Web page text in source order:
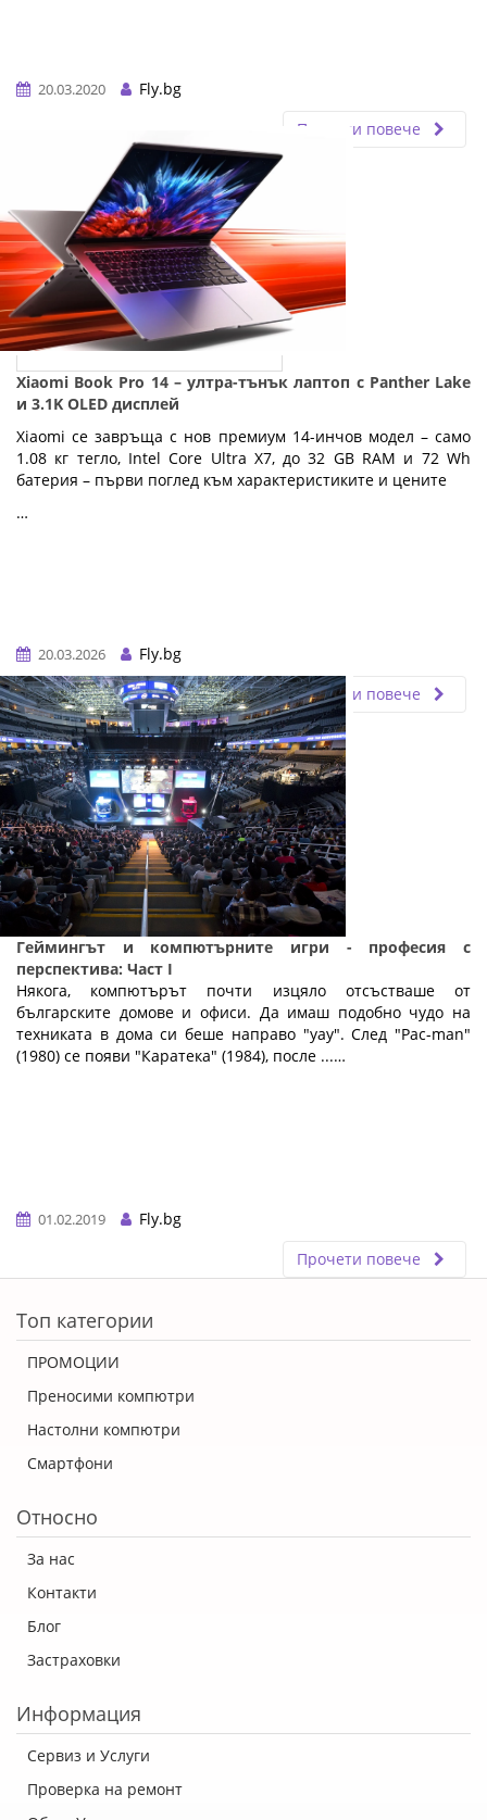
20.03.2020
Fly.bg
Прочети повече
Xiaomi Book Pro 14 – ултра-тънък лаптоп с Panther Lake
и 3.1K OLED дисплей
Xiaomi се завръща с нов премиум 14-инчов модел – само
1.08 кг тегло, Intel Core Ultra X7, до 32 GB RAM и 72 Wh
батерия – първи поглед към характеристиките и цените
…
20.03.2026
Fly.bg
Прочети повече
Геймингът и компютърните игри - професия с
перспектива: Част I
Някога, компютърът почти изцяло отсъстваше от
българските домове и офиси. Да имаш подобно чудо на
техниката в дома си беше направо "уау". След "Pac-man"
(1980) се появи "Каратека" (1984), после ...…
01.02.2019
Fly.bg
Прочети повече
Топ категории
ПРОМОЦИИ
Преносими компютри
Настолни компютри
Смартфони
Относно
За нас
Контакти
Блог
Застраховки
Информация
Сервиз и Услуги
Проверка на ремонт